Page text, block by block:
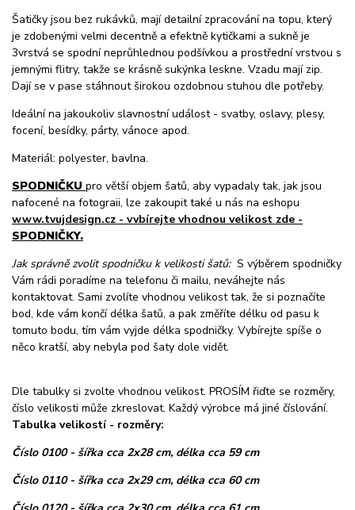
Šatičky jsou bez rukávků, mají detailní zpracování na topu, který
je zdobenými velmi decentně a efektně kytičkami a sukně je
3vrstvá se spodní neprůhlednou podšívkou a prostřední vrstvou s
jemnými flitry, takže se krásně sukýnka leskne. Vzadu mají zip.
Dají se v pase stáhnout širokou ozdobnou stuhou dle potřeby.
Ideální na jakoukoliv slavnostní událost - svatby, oslavy, plesy,
focení, besídky, párty, vánoce apod.
Materiál: polyester, bavlna.
SPODNIČKU pro větší objem šatů, aby vypadaly tak, jak jsou
nafocené na fotograii, lze zakoupit také u nás na eshopu
www.tvujdesign.cz - vvbírejte vhodnou velikost zde -
SPODNIČKY.
Jak správně zvolit spodničku k velikosti šatů: S výběrem spodničky
Vám rádi poradíme na telefonu či mailu, neváhejte nás
kontaktovat. Sami zvolíte vhodnou velikost tak, že si poznačíte
bod, kde vám končí délka šatů, a pak změříte délku od pasu k
tomuto bodu, tím vám vyjde délka spodničky. Vybírejte spíše o
něco kratší, aby nebyla pod šaty dole vidět.
Dle tabulky si zvolte vhodnou velikost. PROSÍM řiďte se rozměry,
číslo velikosti může zkreslovat. Každý výrobce má jiné číslování.
Tabulka velikostí - rozměry:
Číslo 0100 - šířka cca 2x28 cm, délka cca 59 cm
Číslo 0110 - šířka cca 2x29 cm, délka cca 60 cm